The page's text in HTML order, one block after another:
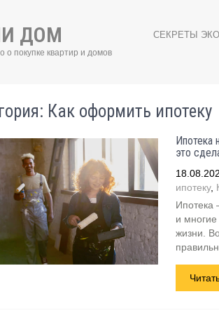
ДОМ
о покупке квартир и домов
СЕКРЕТЫ
Как оформить ипотеку
Ипотека
это
ипотеку,
Ипотека
и
жизни.